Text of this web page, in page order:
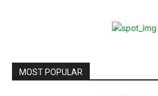
MOST POPULAR